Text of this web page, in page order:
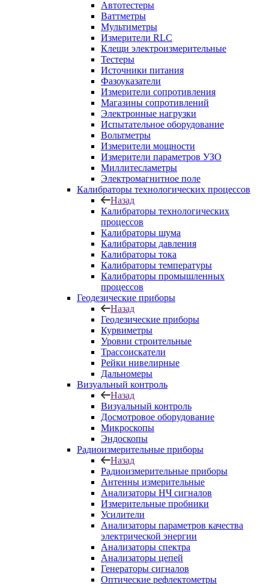
Автотестеры
Ваттметры
Мультиметры
Измерители RLC
Клещи электроизмерительные
Тестеры
Источники питания
Фазоуказатели
Измерители сопротивления
Магазины сопротивлений
Электронные нагрузки
Испытательное оборудование
Вольтметры
Измерители мощности
Измерители параметров УЗО
Миллитесламетры
Электромагнитное поле
Калибраторы технологических процессов
Назад
Калибраторы технологических
процессов
Калибраторы шума
Калибраторы давления
Калибраторы тока
Калибраторы температуры
Калибраторы промышленных
процессов
Геодезические приборы
Назад
Геодезические приборы
Курвиметры
Уровни строительные
Трассоискатели
Рейки нивелирные
Дальномеры
Визуальный контроль
Назад
Визуальный контроль
Досмотровое оборудование
Микроскопы
Эндоскопы
Радиоизмерительные приборы
Назад
Радиоизмерительные приборы
Антенны измерительные
Анализаторы НЧ сигналов
Измерительные пробники
Усилители
Анализаторы параметров качества
электрической энергии
Анализаторы спектра
Анализаторы цепей
Генераторы сигналов
Оптические рефлектометры